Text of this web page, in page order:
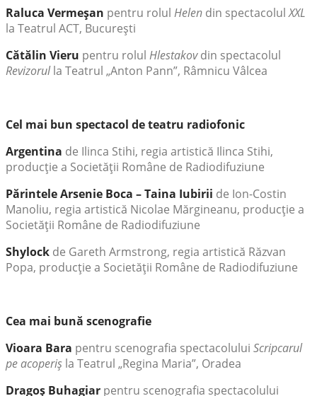
Raluca Vermeşan pentru rolul Helen din spectacolulXXL
la Teatrul ACT, Bucureşti
Cătălin Vieru pentru rolul Hlestakovdin spectacolul
Revizorulla Teatrul „Anton Pann”, Râmnicu Vâlcea
Cel mai bun spectacol de teatru radiofonic
Argentina de Ilinca Stihi, regia artistică Ilinca Stihi,
producţie a Societăţii Române de Radiodifuziune
Părintele Arsenie Boca – Taina Iubirii de Ion-Costin
Manoliu, regia artistică Nicolae Mărgineanu, producţie a
Societăţii Române de Radiodifuziune
Shylock de Gareth Armstrong, regia artistică Răzvan
Popa, producţie a Societăţii Române de Radiodifuziune
Cea mai bună scenografie
Vioara Bara pentru scenografia spectacolului Scripcarul
pe acoperiş la Teatrul „Regina Maria”, Oradea
Dragoş Buhagiar pentru scenografia spectacolului